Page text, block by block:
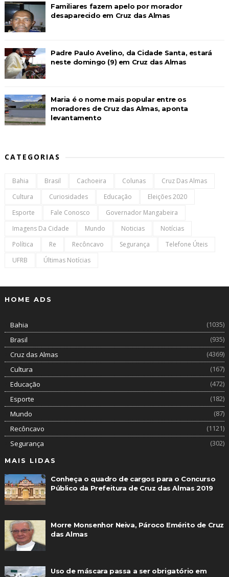
Familiares fazem apelo por morador
desaparecido em Cruz das Almas
Padre Paulo Avelino, da Cidade Santa, estará
neste domingo (9) em Cruz das Almas
Maria é o nome mais popular entre os
moradores de Cruz das Almas, aponta
levantamento
CATEGORIAS
Bahia Brasil Cachoeira Colunas
Cruz Das Almas
Cultura
Curiosidades Educação
Eleições 2020
Esporte
Fale Conosco
Governador Mangabeira
Imagens Da Cidade
Mundo Noticias
Notícias
Política
Re Recôncavo Segurança
Telefone Úteis
UFRB
Últimas Notícias
HOME ADS
Bahia
(1035)
Brasil
(935)
Cruz das Almas
(4369)
Cultura
(167)
Educação
(472)
Esporte
(182)
Mundo
(87)
Recôncavo
(1121)
Segurança
(302)
MAIS LIDAS
Conheça o quadro de cargos para o Concurso
Público da Prefeitura de Cruz das Almas 2019
Morre Monsenhor Neiva, Pároco Emérito de Cruz
das Almas
Uso de máscara passa a ser obrigatório em